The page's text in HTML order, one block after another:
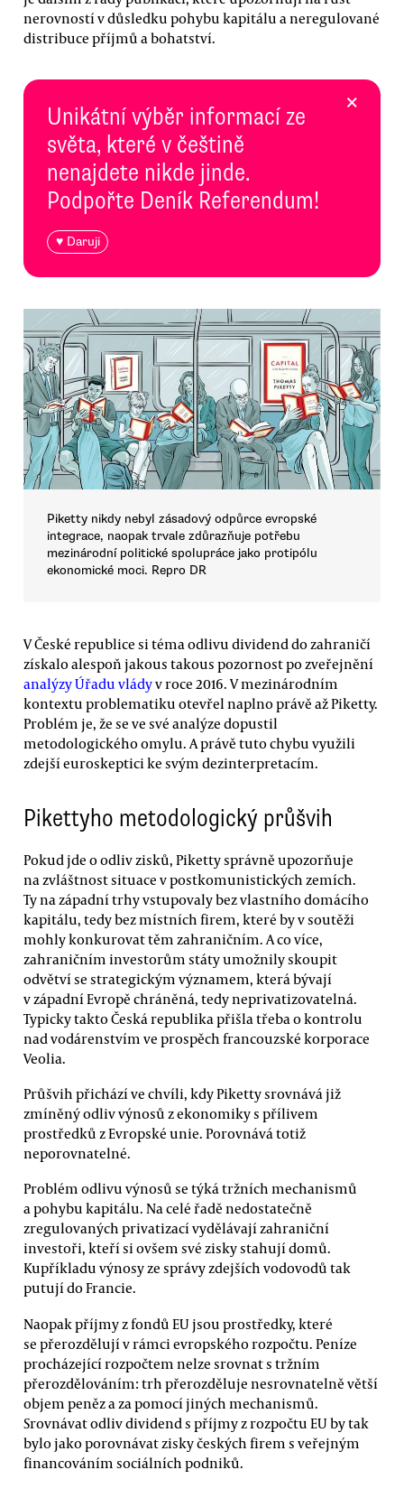
nerovností v důsledku pohybu kapitálu a neregulované
distribuce příjmů a bohatství.
Unikátní výběr informací ze
světa, které v češtině
nenajdete nikde jinde.
Podpořte Deník Referendum!
♥ Daruji
×
Piketty nikdy nebyl zásadový odpůrce evropské
integrace, naopak trvale zdůrazňuje potřebu
mezinárodní politické spolupráce jako protipólu
ekonomické moci. Repro DR
V České republice si téma odlivu dividend do zahraničí
získalo alespoň jakous takous pozornost po zveřejnění
analýzy Úřadu vládyv roce 2016. V mezinárodním
kontextu problematiku otevřel naplno právě až Piketty.
Problém je, že se ve své analýze dopustil
metodologického omylu. A právě tuto chybu využili
zdejší euroskeptici ke svým dezinterpretacím.
Pikettyho metodologický průšvih
Pokud jde o odliv zisků, Piketty správně upozorňuje
na zvláštnost situace v postkomunistických zemích.
Ty na západní trhy vstupovaly bez vlastního domácího
kapitálu, tedy bez místních firem, které by v soutěži
mohly konkurovat těm zahraničním. A co více,
zahraničním investorům státy umožnily skoupit
odvětví se strategickým významem, která bývají
v západní Evropě chráněná, tedy neprivatizovatelná.
Typicky takto Česká republika přišla třeba o kontrolu
nad vodárenstvím ve prospěch francouzské korporace
Veolia.
Průšvih přichází ve chvíli, kdy Piketty srovnává již
zmíněný odliv výnosů z ekonomiky s přílivem
prostředků z Evropské unie. Porovnává totiž
neporovnatelné.
Problém odlivu výnosů se týká tržních mechanismů
a pohybu kapitálu. Na celé řadě nedostatečně
zregulovaných privatizací vydělávají zahraniční
investoři, kteří si ovšem své zisky stahují domů.
Kupříkladu výnosy ze správy zdejších vodovodů tak
putují do Francie.
Naopak příjmy z fondů EU jsou prostředky, které
se přerozdělují v rámci evropského rozpočtu. Peníze
procházející rozpočtem nelze srovnat s tržním
přerozdělováním: trh přerozděluje nesrovnatelně větší
objem peněz a za pomocí jiných mechanismů.
Srovnávat odliv dividend s příjmy z rozpočtu EU by tak
bylo jako porovnávat zisky českých firem s veřejným
financováním sociálních podniků.